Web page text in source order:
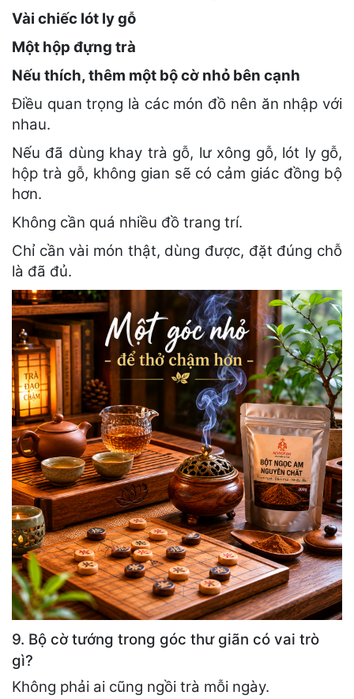
Vài chiếc lót ly gỗ
Một hộp đựng trà
Nếu thích, thêm một bộ cờ nhỏ bên cạnh
Điều quan trọng là các món đồ nên ăn nhập với
nhau.
Nếu đã dùng khay trà gỗ, lư xông gỗ, lót ly gỗ,
hộp trà gỗ, không gian sẽ có cảm giác đồng bộ
hơn.
Không cần quá nhiều đồ trang trí.
Chỉ cần vài món thật, dùng được, đặt đúng chỗ
là đã đủ.
9. Bộ cờ tướng trong góc thư giãn có vai trò
gì?
Không phải ai cũng ngồi trà mỗi ngày.